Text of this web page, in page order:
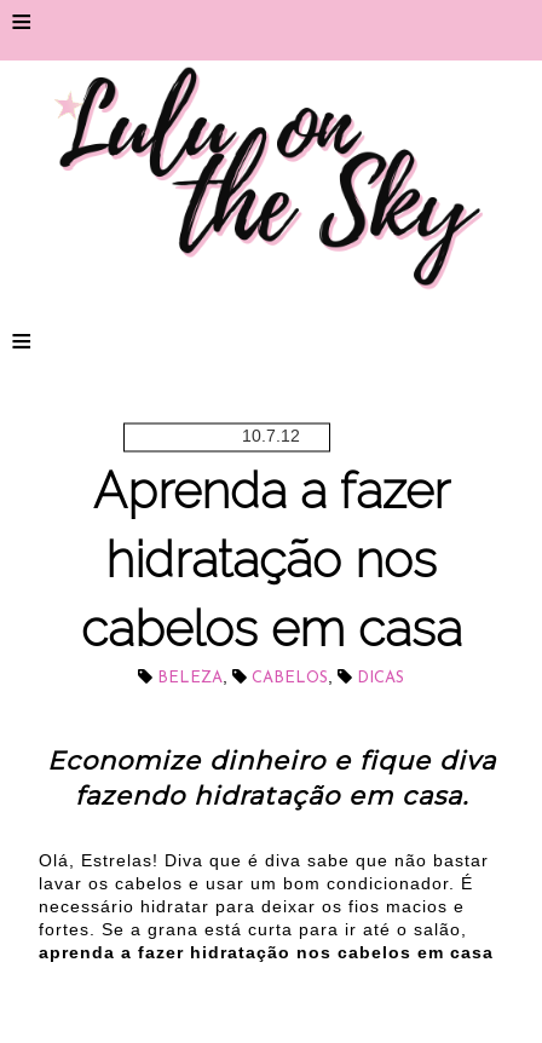
≡
≡
10.7.12
Aprenda a fazer
hidratação nos
cabelos em casa
BELEZA, CABELOS, DICAS
Economize dinheiro e fique diva
fazendo hidratação em casa.
Olá, Estrelas! Diva que é diva sabe que não bastar
lavar os cabelos e usar um bom condicionador. É
necessário hidratar para deixar os fios macios e
fortes. Se a grana está curta para ir até o salão,
aprenda a fazer hidratação nos cabelos em casa